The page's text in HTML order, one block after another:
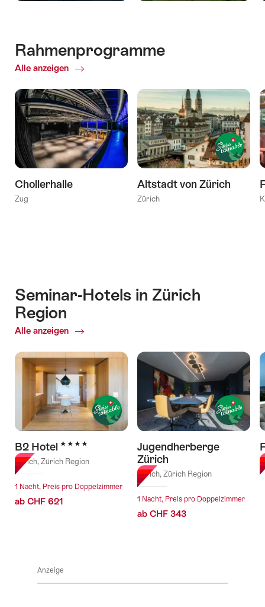
Rahmenprogramme
Alle anzeigen ofRahmenprogramme
Chollerhalle
Zug
Altstadt von Zürich
Zürich
Seminar-Hotels in Zürich
Region
Alle anzeigen
of
Hotels
in
Zürich
Region
B2 Hotel 4 Sterne
Zürich, Zürich Region
1 Nacht, Preis pro Doppelzimmer
ab CHF 621
Jugendherberge
Zürich
Zürich, Zürich Region
1 Nacht, Preis pro Doppelzimmer
ab CHF 343
Anzeige